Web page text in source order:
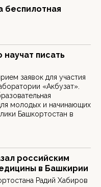
беспилотная
писать
заявок для участия
«Акбузат».
молодых и начинающих
Башкортостан в
российским
в Башкирии
Радий Хабиров